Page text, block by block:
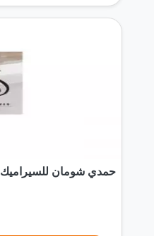
حمدي شومان للسيراميك